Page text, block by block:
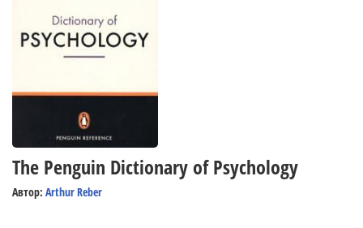
The Penguin Dictionary of Psychology
Автор: Arthur Reber